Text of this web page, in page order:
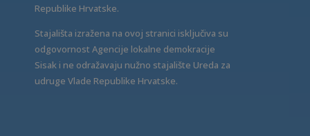
Republike Hrvatske.
Stajališta izražena na ovoj stranici isključiva su
odgovornost Agencije lokalne demokracije
Sisak i ne odražavaju nužno stajalište Ureda za
udruge Vlade Republike Hrvatske.